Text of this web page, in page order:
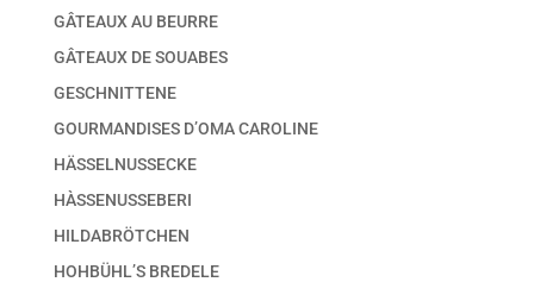
GÂTEAUX AU BEURRE
GÂTEAUX DE SOUABES
GESCHNITTENE
GOURMANDISES D’OMA CAROLINE
HÄSSELNUSSECKE
HÀSSENUSSEBERI
HILDABRÖTCHEN
HOHBÜHL’S BREDELE